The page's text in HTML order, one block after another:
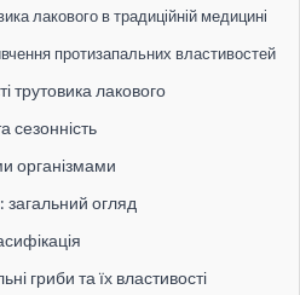
лакового в традиційній медицині
протизапальних властивостей
трутовика лакового
сезонність
організмами
загальний огляд
гриби та їх властивості